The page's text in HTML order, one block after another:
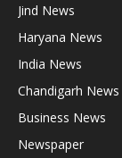
Jind News
Haryana News
India News
Chandigarh News
Business News
Newspaper